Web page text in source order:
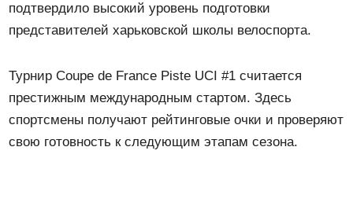
подтвердило высокий уровень подготовки
представителей харьковской школы велоспорта.
Турнир Coupe de France Piste UCI #1 считается
престижным международным стартом. Здесь
спортсмены получают рейтинговые очки и проверяют
свою готовность к следующим этапам сезона.